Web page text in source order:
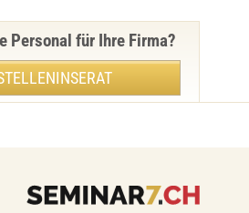
Personal für Ihre Firma?